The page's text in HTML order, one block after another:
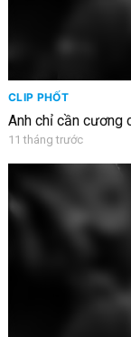
CLIP PHỐT
Anh chỉ cần cương
11 tháng trước